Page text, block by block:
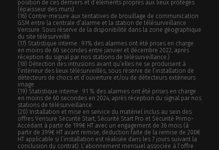
position de ces derniers et d’éléments propres aux lieux protégés
(épaisseur des murs).
(16) Contre-mesure aux tentatives de brouillage de communication
GSM entre la centrale d’alarme et la station de télésurveillance
Verisure. Sous réserve de la disponibilité dans la zone géographique
du site télésurveillé.
(17) Statistique interne : 91% des alarmes ont été prises en charge
en moins de 60 secondes entre janvier et décembre 2022, après
réception du signal par nos stations de télésurveillance.)
(18) Détection des intrusions avant qu’elles ne se produisent à
l’intérieur des lieux télésurveillés, sous réserve de l’installation de
détecteurs de chocs et d’ouverture et/ou de détecteurs extérieurs
image.
(19) Statistique interne : 91 % des alarmes ont été prises en charge
en moins de 60 secondes en 2024, après réception du signal par nos
stations de télésurveillance.
(20) Installation et mise en service du matériel inclus au sein des
offres Verisure Sécurité Start, Sécurité Start Pro et Sécurité Primo-
Accédant à partir de 199€ HT avec un engagement de 36 mois (à
partir de 399€ HT avant remise, déduction faite de la remise de 200€
HT applicable si l’installation est réalisée dans les 7 jours suivant la
conclusion du contrat). L’abonnement mensuel associée à l’offre